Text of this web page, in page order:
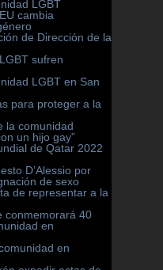
LGBT
cambia
de Dirección de la
sufren
LGBT en San
para proteger a la
la comunidad
un hijo gay”
de Qatar 2022
D’Alessio por
de sexo
de representar a la
conmemorará 40
en
en